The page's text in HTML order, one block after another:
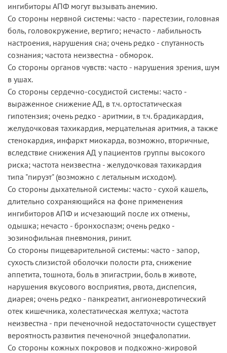
ингибиторы АПФ могут вызывать анемию.
Со стороны нервной системы: часто - парестезии, головная
боль, головокружение, вертиго; нечасто - лабильность
настроения, нарушения сна; очень редко - спутанность
сознания; частота неизвестна - обморок.
Со стороны органов чувств: часто - нарушения зрения, шум
в ушах.
Со стороны сердечно-сосудистой системы: часто -
выраженное снижение АД, в т.ч. ортостатическая
гипотензия; очень редко - аритмии, в т.ч. брадикардия,
желудочковая тахикардия, мерцательная аритмия, а также
стенокардия, инфаркт миокарда, возможно, вторичные,
вследствие снижения АД у пациентов группы высокого
риска; частота неизвестна - желудочковая тахикардия
типа "пируэт" (возможно с летальным исходом).
Со стороны дыхательной системы: часто - сухой кашель,
длительно сохраняющийся на фоне применения
ингибиторов АПФ и исчезающий после их отмены,
одышка; нечасто - бронхоспазм; очень редко -
эозинофильная пневмония, ринит.
Со стороны пищеварительной системы: часто - запор,
сухость слизистой оболочки полости рта, снижение
аппетита, тошнота, боль в эпигастрии, боль в животе,
нарушения вкусового восприятия, рвота, диспепсия,
диарея; очень редко - панкреатит, ангионевротический
отек кишечника, холестатическая желтуха; частота
неизвестна - при печеночной недостаточности существует
вероятность развития печеночной энцефалопатии.
Со стороны кожных покровов и подкожно-жировой